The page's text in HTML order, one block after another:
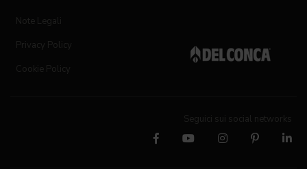
Note Legali
Privacy Policy
Cookie Policy
Seguici sui social networks